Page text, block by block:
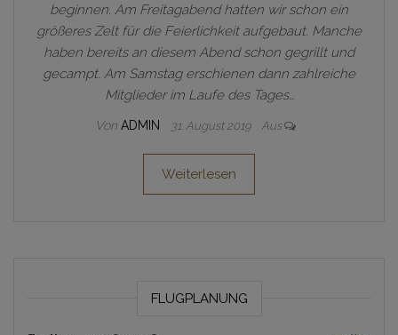
beginnen. Am Freitagabend hatten wir schon ein
größeres Zelt für die Feierlichkeit aufgebaut. Manche
haben bereits an diesem Abend schon gegrillt und
gecampt. Am Samstag erschienen dann zahlreiche
Mitglieder im Laufe des Tages…
Von ADMIN 31. August 2019 Aus
Weiterlesen
FLUGPLANUNG